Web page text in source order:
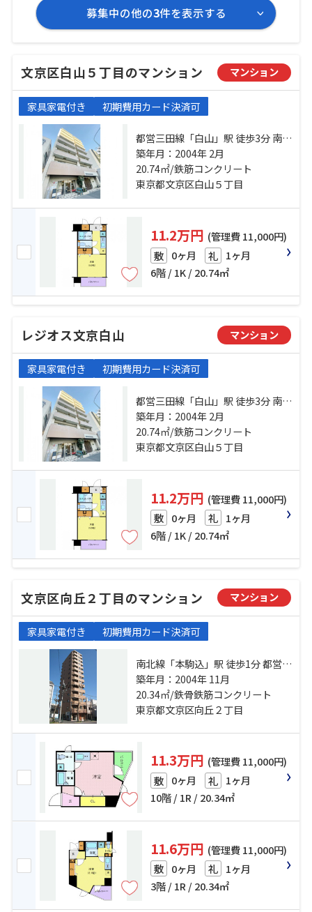
募集中の他の3件を表示する
文京区白山５丁目のマンション マンション
家具家電付き 初期費用カード決済可
都営三田線「白山」駅 徒歩3分 南北
線「本駒込」駅 徒歩10分 都営三田
線「千石」駅 徒歩12分
築年月：2004年 2月
20.74㎡/鉄筋コンクリート
東京都文京区白山５丁目
11.2万円 (管理費 11,000円)
敷 0ヶ月 礼 1ヶ月
6階 / 1K / 20.74㎡
レジオス文京白山 マンション
家具家電付き 初期費用カード決済可
都営三田線「白山」駅 徒歩3分 南北
線「本駒込」駅 徒歩10分 都営三田
線「千石」駅 徒歩12分
築年月：2004年 2月
20.74㎡/鉄筋コンクリート
東京都文京区白山５丁目
11.2万円 (管理費 11,000円)
敷 0ヶ月 礼 1ヶ月
6階 / 1K / 20.74㎡
文京区向丘２丁目のマンション マンション
家具家電付き 初期費用カード決済可
南北線「本駒込」駅 徒歩1分 都営三
田線「白山」駅 徒歩5分 南北線「東
大前」駅 徒歩10分
築年月：2004年 11月
20.34㎡/鉄骨鉄筋コンクリート
東京都文京区向丘２丁目
11.3万円 (管理費 11,000円)
敷 0ヶ月 礼 1ヶ月
10階 / 1R / 20.34㎡
11.6万円 (管理費 11,000円)
敷 0ヶ月 礼 1ヶ月
3階 / 1R / 20.34㎡